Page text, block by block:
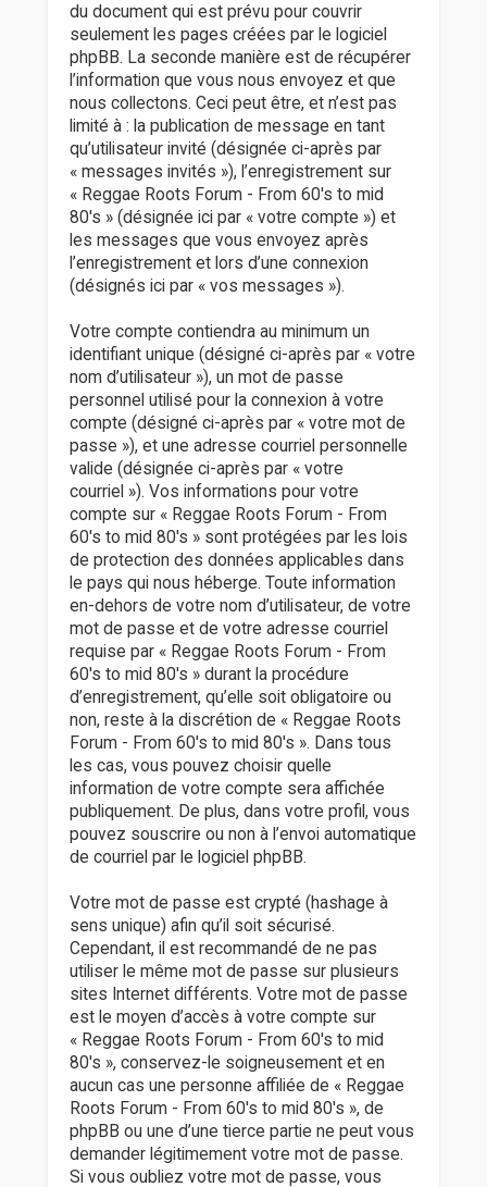
du document qui est prévu pour couvrir
seulement les pages créées par le logiciel
phpBB. La seconde manière est de récupérer
l’information que vous nous envoyez et que
nous collectons. Ceci peut être, et n’est pas
limité à : la publication de message en tant
qu’utilisateur invité (désignée ci-après par
« messages invités »), l’enregistrement sur
« Reggae Roots Forum - From 60's to mid
80's » (désignée ici par « votre compte ») et
les messages que vous envoyez après
l’enregistrement et lors d’une connexion
(désignés ici par « vos messages »).
Votre compte contiendra au minimum un
identifiant unique (désigné ci-après par « votre
nom d’utilisateur »), un mot de passe
personnel utilisé pour la connexion à votre
compte (désigné ci-après par « votre mot de
passe »), et une adresse courriel personnelle
valide (désignée ci-après par « votre
courriel »). Vos informations pour votre
compte sur « Reggae Roots Forum - From
60's to mid 80's » sont protégées par les lois
de protection des données applicables dans
le pays qui nous héberge. Toute information
en-dehors de votre nom d’utilisateur, de votre
mot de passe et de votre adresse courriel
requise par « Reggae Roots Forum - From
60's to mid 80's » durant la procédure
d’enregistrement, qu’elle soit obligatoire ou
non, reste à la discrétion de « Reggae Roots
Forum - From 60's to mid 80's ». Dans tous
les cas, vous pouvez choisir quelle
information de votre compte sera affichée
publiquement. De plus, dans votre profil, vous
pouvez souscrire ou non à l’envoi automatique
de courriel par le logiciel phpBB.
Votre mot de passe est crypté (hashage à
sens unique) afin qu’il soit sécurisé.
Cependant, il est recommandé de ne pas
utiliser le même mot de passe sur plusieurs
sites Internet différents. Votre mot de passe
est le moyen d’accès à votre compte sur
« Reggae Roots Forum - From 60's to mid
80's », conservez-le soigneusement et en
aucun cas une personne affiliée de « Reggae
Roots Forum - From 60's to mid 80's », de
phpBB ou une d’une tierce partie ne peut vous
demander légitimement votre mot de passe.
Si vous oubliez votre mot de passe, vous